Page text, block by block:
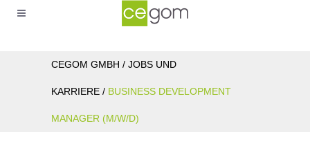
CEGOM GMBH / JOBS UND
KARRIERE / BUSINESS DEVELOPMENT
MANAGER (M/W/D)